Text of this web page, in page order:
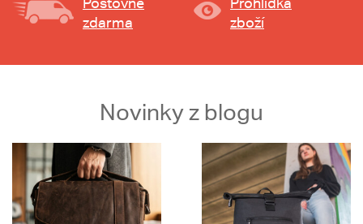
zdarma
zboží
Novinky z blogu